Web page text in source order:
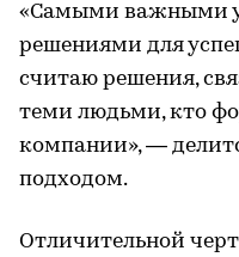
«Самыми важными
решениями для
считаю решения,
теми людьми, кто
компании», —
подходом.
Отличительной